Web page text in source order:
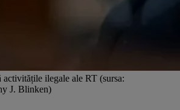
ilegale ale RT (sursa:
J. Blinken)